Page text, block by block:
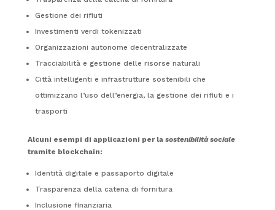
Gestione dei rifiuti
Investimenti verdi tokenizzati
Organizzazioni autonome decentralizzate
Tracciabilità e gestione delle risorse naturali
Città intelligenti e infrastrutture sostenibili che
ottimizzano l’uso dell’energia, la gestione dei rifiuti e i
trasporti
Alcuni esempi di applicazioni per la sostenibilità sociale
tramite blockchain:
Identità digitale e passaporto digitale
Trasparenza della catena di fornitura
Inclusione finanziaria